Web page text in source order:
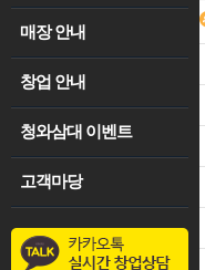
매장 안내
창업 안내
청와삼대 이벤트
고객마당